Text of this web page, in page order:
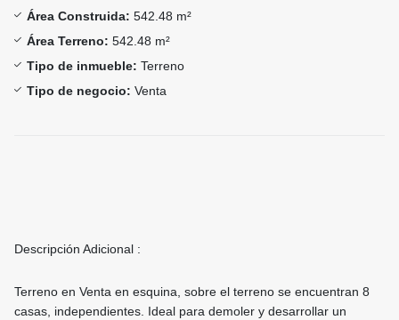
Área Construida: 542.48 m²
Área Terreno: 542.48 m²
Tipo de inmueble: Terreno
Tipo de negocio: Venta
Descripción Adicional :
Terreno en Venta en esquina, sobre el terreno se encuentran 8
casas, independientes. Ideal para demoler y desarrollar un